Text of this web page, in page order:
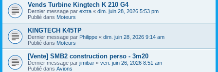
Vends Turbine Kingtech K 210 G4
Dernier message par extra « dim. juin 28, 2026 5:53 pm
Publié dans Moteurs
KINGTECH K45TP
Dernier message par Philippe « dim. juin 28, 2026 9:14 am
Publié dans Moteurs
[Vente] SMB2 construction perso - 3m20
Dernier message par jimibar « ven. juin 26, 2026 8:51 am
Publié dans Avions